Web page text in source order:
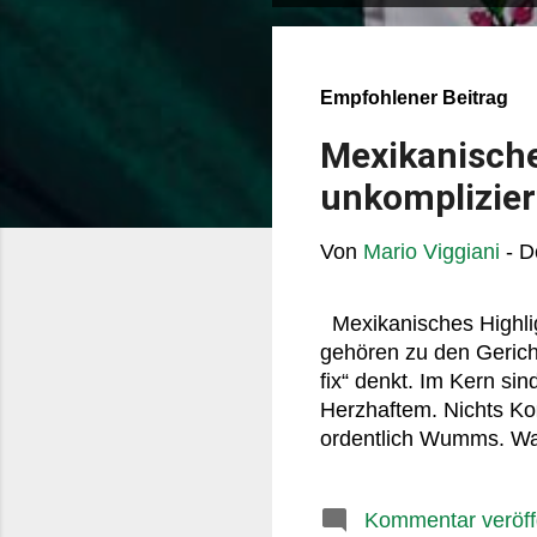
o
Empfohlener Beitrag
Von Mario Viggiani -
Mexikanisches
gehören zu den
fix“ denkt. Im Kern
Herzhaftem. Nichts
ordentlich Wumms.
Hühnchen,
Kommentar